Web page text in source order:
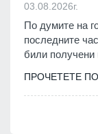
03.08.2026г.
По думите на
последните
били получени
ПРОЧЕТЕТЕ